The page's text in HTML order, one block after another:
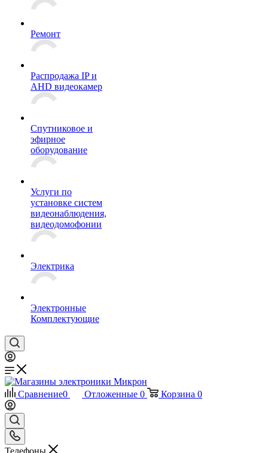
Ремонт
Распродажа IP и
AHD видеокамер
Спутниковое и
эфирное
оборудование
Услуги по
установке систем
видеонаблюдения,
видеодомофонии
Электрика
Электронные
Комплектующие
Сравнение0 Отложенные 0 Корзина 0
Телефоны